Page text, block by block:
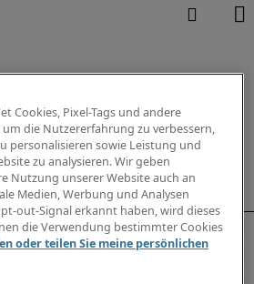
Cookies, Pixel-Tags und andere
um die Nutzererfahrung zu verbessern,
personalisieren sowie Leistung und
zu analysieren. Wir geben
Nutzung unserer Website auch an
Medien, Werbung und Analysen
out-Signal erkannt haben, wird dieses
die Verwendung bestimmter Cookies
oder teilen Sie meine persönlichen